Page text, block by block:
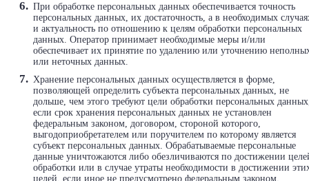
При обработке персональных данных обеспечивается точность
персональных данных, их достаточность, а в необходимых
и актуальность по отношению к целям обработки персональных
данных. Оператор принимает необходимые меры и/или
обеспечивает их принятие по удалению или уточнению
или неточных данных.
Хранение персональных данных осуществляется в форме,
позволяющей определить субъекта персональных данных, не
дольше, чем этого требуют цели обработки персональных
если срок хранения персональных данных не установлен
федеральным законом, договором, стороной которого,
выгодоприобретателем или поручителем по которому является
субъект персональных данных. Обрабатываемые персональные
данные уничтожаются либо обезличиваются по достижении
обработки или в случае утраты необходимости в достижении
целей, если иное не предусмотрено федеральным законом.